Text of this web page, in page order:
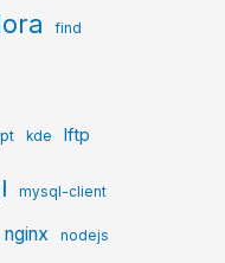
find
kde lftp
mysql-client
nginx nodejs